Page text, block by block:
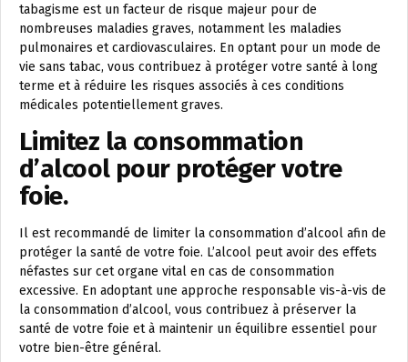
tabagisme est un facteur de risque majeur pour de
nombreuses maladies graves, notamment les maladies
pulmonaires et cardiovasculaires. En optant pour un mode de
vie sans tabac, vous contribuez à protéger votre santé à long
terme et à réduire les risques associés à ces conditions
médicales potentiellement graves.
Limitez la consommation
d’alcool pour protéger votre
foie.
Il est recommandé de limiter la consommation d’alcool afin de
protéger la santé de votre foie. L’alcool peut avoir des effets
néfastes sur cet organe vital en cas de consommation
excessive. En adoptant une approche responsable vis-à-vis de
la consommation d’alcool, vous contribuez à préserver la
santé de votre foie et à maintenir un équilibre essentiel pour
votre bien-être général.